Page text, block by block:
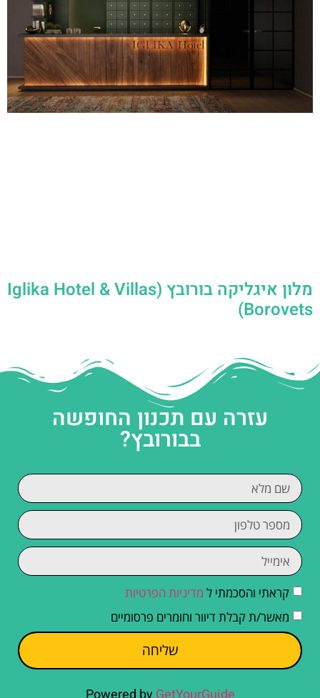
מלון איגליקה בורובץ (Iglika Hotel & Villas
Borovets)
עזרה עם תכנון החופשה
בבורובץ?
קראתי והסכמתי ל מדיניות הפרטיות
מאשר/ת קבלת דיוור וחומרים פרסומיים
שליחה